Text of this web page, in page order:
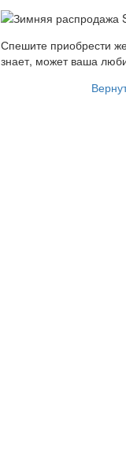
Спешите приобрести
знает, может ваша